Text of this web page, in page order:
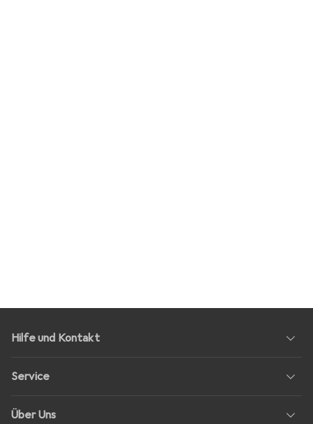
Hilfe und Kontakt
Service
Über Uns